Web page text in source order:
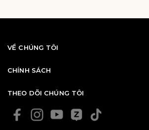
VỀ CHÚNG TÔI
CHÍNH SÁCH
THEO DÕI CHÚNG TÔI